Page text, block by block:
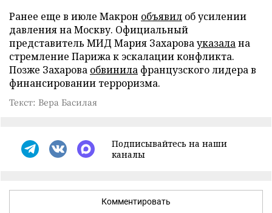
Ранее еще в июле Макрон объявил об усилении
давления на Москву. Официальный
представитель МИД Мария Захаровауказалана
стремление Парижа к эскалации конфликта.
Позже Захарова обвинила французского лидера в
финансировании терроризма.
Текст: Вера Басилая
Подписывайтесь на наши
каналы
Комментировать